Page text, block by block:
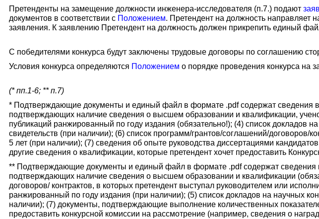
Претенденты на замещение должности инженера-исследователя (п.7.) подают
документов в соответствии с Положением. Претендент на должность направляет
заявления. К заявлению Претендент на должность должен прикрепить единый
С победителями конкурса будут заключены трудовые договоры по соглашению
Условия конкурса определяются Положением о порядке проведения конкурса
(* пп.1-6; ** п.7)
* Подтверждающие документы и единый файл в формате .pdf содержат сведения
подтверждающих наличие сведения о высшем образовании и квалификации,
публикаций ранжированный по году издания (обязательно!); (4) список докладов
свидетельств (при наличии); (6) список программ/грантов/соглашений/договоров/
5 лет (при наличии); (7) сведения об опыте руководства диссертациями
другие сведения о квалификации, которые претендент хочет предоставить
** Подтверждающие документы и единый файл в формате .pdf содержат сведения
подтверждающих наличие сведения о высшем образовании и квалификации
договоров/ контрактов, в которых претендент выступал руководителем или
ранжированный по году издания (при наличии); (5) список докладов на научных
наличии); (7) документы, подтверждающие выполнение количественных
предоставить конкурсной комиссии на рассмотрение (например, сведения о